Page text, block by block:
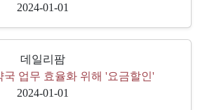
2024-01-01
데일리팜
국 업무 효율화 위해 '요금할인'
2024-01-01